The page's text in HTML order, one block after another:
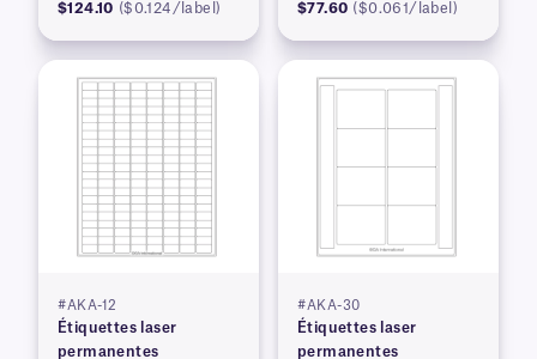
$124.10 ($0.124/label) $77.60 ($0.061/label)
#AKA-12
Étiquettes laser
permanentes
#AKA-30
Étiquettes laser
permanentes